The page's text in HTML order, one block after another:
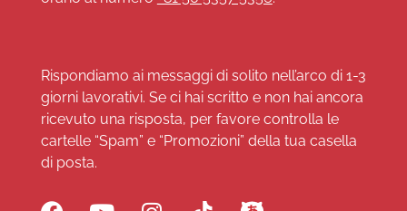
Rispondiamo ai messaggi di solito nell’arco di 1-3
giorni lavorativi. Se ci hai scritto e non hai ancora
ricevuto una risposta, per favore controlla le
cartelle “Spam” e “Promozioni” della tua casella
di posta.